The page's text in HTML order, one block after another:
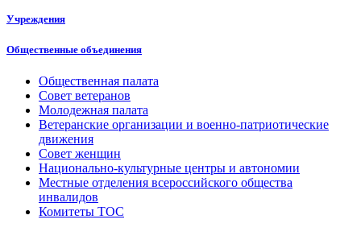
Учреждения
Общественные объединения
Общественная палата
Совет ветеранов
Молодежная палата
Ветеранские организации и военно-патриотические
движения
Совет женщин
Национально-культурные центры и автономии
Местные отделения всероссийского общества
инвалидов
Комитеты ТОС